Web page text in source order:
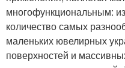
многофункциональным:
количество самых
маленьких ювелирных
поверхностей и